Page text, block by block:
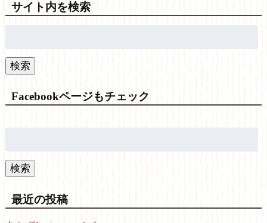
サイト内を検索
検索
Facebookページもチェック
検索
最近の投稿